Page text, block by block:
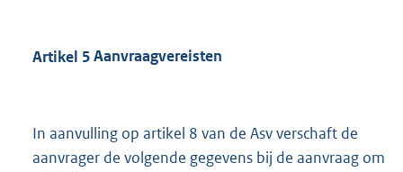
Artikel 5Aanvraagvereisten
In aanvulling op artikel 8 van de Asv verschaft de
aanvrager de volgende gegevens bij de aanvraag om